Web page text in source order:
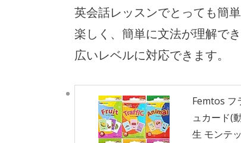
英会話レッスンでとっても簡
楽しく、簡単に文法が理解でき
広いレベルに対応できます。
Femtos フ
ュカード(
生 モンテ